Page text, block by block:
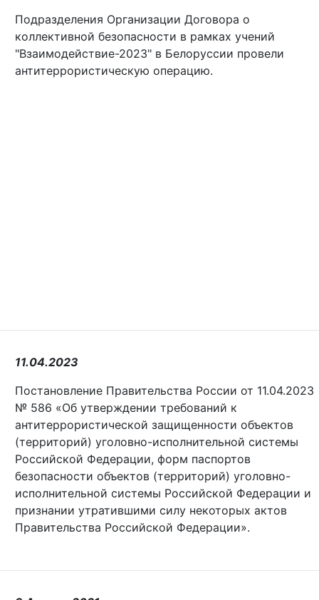
Подразделения Организации Договора о
коллективной безопасности в рамках учений
"Взаимодействие-2023" в Белоруссии провели
антитеррористическую операцию.
11.04.2023
Постановление Правительства России от 11.04.2023
№ 586 «Об утверждении требований к
антитеррористической защищенности объектов
(территорий) уголовно-исполнительной системы
Российской Федерации, форм паспортов
безопасности объектов (территорий) уголовно-
исполнительной системы Российской Федерации и
признании утратившими силу некоторых актов
Правительства Российской Федерации».